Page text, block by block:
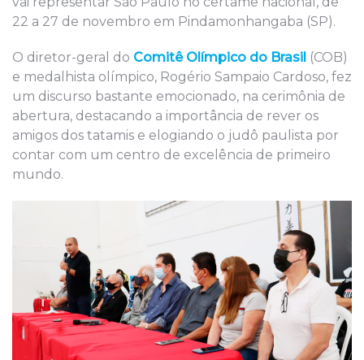
22 a 27 de novembro em Pindamonhangaba (SP).
O diretor-geral do Comitê Olímpico do Brasil (COB)
e medalhista olímpico, Rogério Sampaio Cardoso, fez
um discurso bastante emocionado, na cerimônia de
abertura, destacando a importância de rever os
amigos dos tatamis e elogiando o judô paulista por
contar com um centro de excelência de primeiro
mundo.